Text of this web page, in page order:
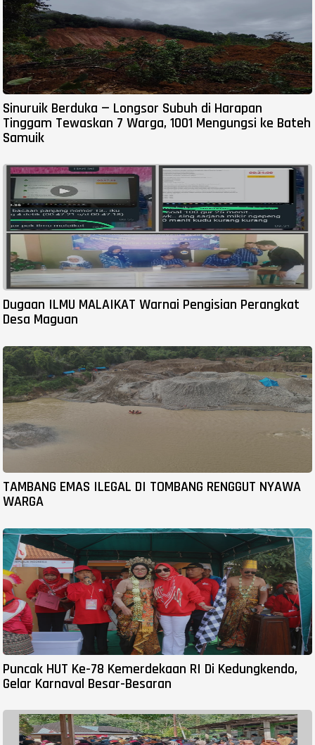
Sinuruik Berduka — Longsor Subuh di Harapan
Tinggam Tewaskan 7 Warga, 1001 Mengungsi ke Bateh
Samuik
Dugaan ILMU MALAIKAT Warnai Pengisian Perangkat
Desa Maguan
TAMBANG EMAS ILEGAL DI TOMBANG RENGGUT NYAWA
WARGA
Puncak HUT Ke-78 Kemerdekaan RI Di Kedungkendo,
Gelar Karnaval Besar-Besaran